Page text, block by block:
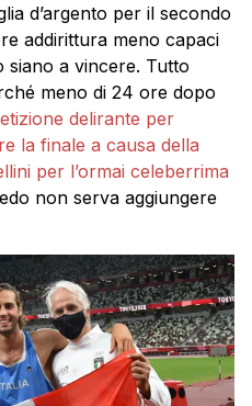
d’argento per il secondo
addirittura meno capaci
siano a vincere. Tutto
meno di 24 ore dopo
delirante per
la finale a causa della
per l’ormai celeberrima
non serva aggiungere